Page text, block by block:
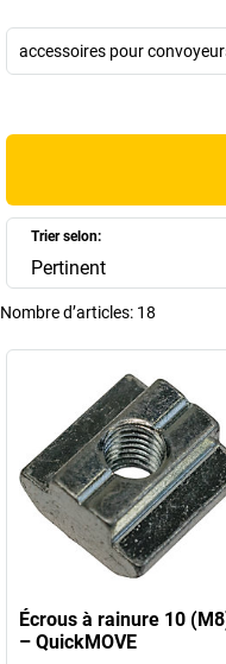
comme lourdes, tandis que
systèmes de convoyage
Afficher plus
accessoires pour
Trier selon:
Pertinent
Nombre d’articles: 18
Écrous à rainure 10
– QuickMOVE